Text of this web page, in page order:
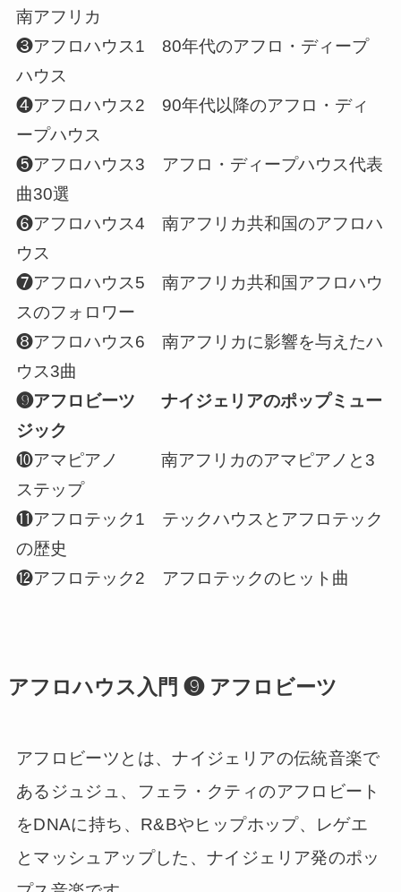
南アフリカ
❸アフロハウス1 80年代のアフロ・ディープ
ハウス
❹アフロハウス2 90年代以降のアフロ・ディ
ープハウス
❺アフロハウス3 アフロ・ディープハウス代表
曲30選
❻アフロハウス4 南アフリカ共和国のアフロハ
ウス
❼アフロハウス5 南アフリカ共和国アフロハウ
スのフォロワー
❽アフロハウス6 南アフリカに影響を与えたハ
ウス3曲
❾アフロビーツ ナイジェリアのポップミュー
ジック
❿アマピアノ 南アフリカのアマピアノと3
ステップ
⓫アフロテック1 テックハウスとアフロテック
の歴史
⓬アフロテック2 アフロテックのヒット曲
アフロハウス入門 ❾ アフロビーツ
アフロビーツとは、ナイジェリアの伝統音楽で
あるジュジュ、フェラ・クティのアフロビート
をDNAに持ち、R&Bやヒップホップ、レゲエ
とマッシュアップした、ナイジェリア発のポッ